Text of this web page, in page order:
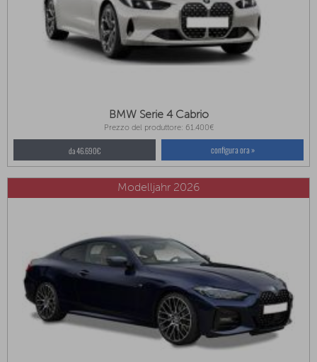
BMW Serie 4 Cabrio
Prezzo del produttore: 61.400€
da 46.690€ configura ora »
Modelljahr 2026